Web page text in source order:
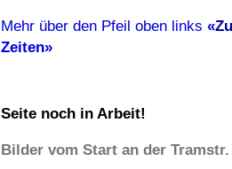
Mehr über den Pfeil oben links «
Zeiten»
Seite noch in Arbeit!
Bilder vom Start an der Tramstr.